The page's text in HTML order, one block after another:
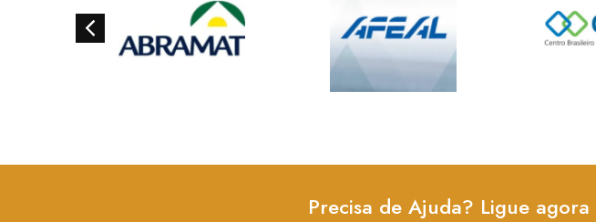
Precisa de Ajuda? Ligue